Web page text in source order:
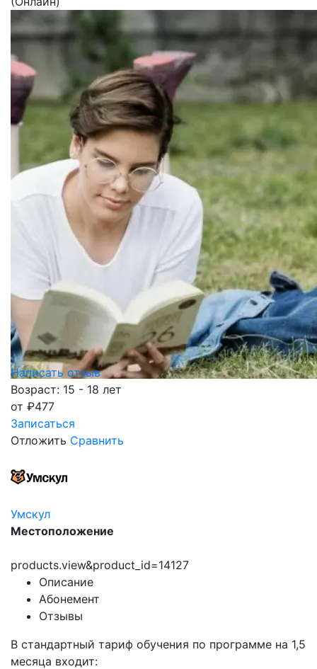
Написать отзыв
Возраст: 15 - 18 лет
от ₽477
Записаться
Отложить Сравнить
Умскул
Местоположение
products.view&product_id=14127
Описание
Абонемент
Отзывы
В стандартный тариф обучения по программе на 1,5
месяца входит: